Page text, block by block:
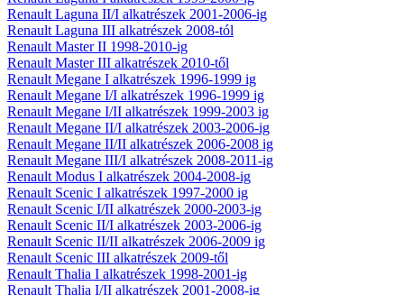
Renault Laguna II/I alkatrészek 2001-2006-ig
Renault Laguna III alkatrészek 2008-tól
Renault Master II 1998-2010-ig
Renault Master III alkatrészek 2010-től
Renault Megane I alkatrészek 1996-1999 ig
Renault Megane I/I alkatrészek 1996-1999 ig
Renault Megane I/II alkatrészek 1999-2003 ig
Renault Megane II/I alkatrészek 2003-2006-ig
Renault Megane II/II alkatrészek 2006-2008 ig
Renault Megane III/I alkatrészek 2008-2011-ig
Renault Modus I alkatrészek 2004-2008-ig
Renault Scenic I alkatrészek 1997-2000 ig
Renault Scenic I/II alkatrészek 2000-2003-ig
Renault Scenic II/I alkatrészek 2003-2006-ig
Renault Scenic II/II alkatrészek 2006-2009 ig
Renault Scenic III alkatrészek 2009-től
Renault Thalia I alkatrészek 1998-2001-ig
Renault Thalia I/II alkatrészek 2001-2008-ig